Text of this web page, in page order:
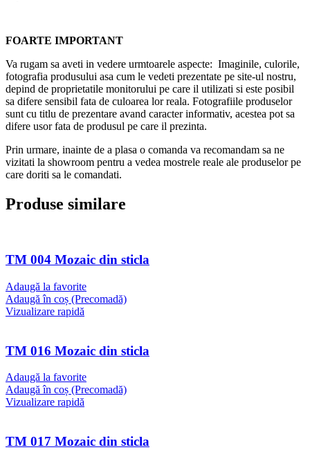
FOARTE IMPORTANT
Va rugam sa aveti in vedere urmtoarele aspecte: Imaginile, culorile,
fotografia produsului asa cum le vedeti prezentate pe site-ul nostru,
depind de proprietatile monitorului pe care il utilizati si este posibil
sa difere sensibil fata de culoarea lor reala. Fotografiile produselor
sunt cu titlu de prezentare avand caracter informativ, acestea pot sa
difere usor fata de produsul pe care il prezinta.
Prin urmare, inainte de a plasa o comanda va recomandam sa ne
vizitati la showroom pentru a vedea mostrele reale ale produselor pe
care doriti sa le comandati.
Produse similare
TM 004 Mozaic din sticla
Adaugă la favorite
Adaugă în coș (Precomadă)
Vizualizare rapidă
TM 016 Mozaic din sticla
Adaugă la favorite
Adaugă în coș (Precomadă)
Vizualizare rapidă
TM 017 Mozaic din sticla